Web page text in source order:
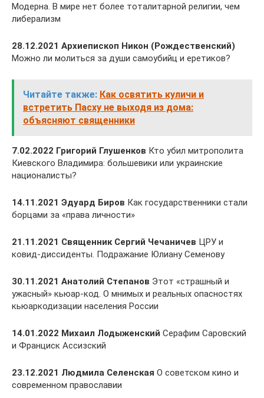
Модерна. В мире нет более тоталитарной религии, чем
либерализм
28.12.2021 Архиепископ Никон (Рождественский)
Можно ли молиться за души самоубийц и еретиков?
Читайте также: Как освятить куличи и
встретить Пасху не выходя из дома:
объясняют священники
7.02.2022 Григорий Глушенков Кто убил митрополита
Киевского Владимира: большевики или украинские
националисты?
14.11.2021 Эдуард Биров Как государственники стали
борцами за «права личности»
21.11.2021 Священник Сергий Чечаничев ЦРУ и
ковид-диссиденты. Подражание Юлиану Семенову
30.11.2021 Анатолий Степанов Этот «страшный и
ужасный» кьюар-код. О мнимых и реальных опасностях
кьюаркодизации населения России
14.01.2022 Михаил Лодыженский Серафим Саровский
и Франциск Ассизский
23.12.2021 Людмила Селенская О советском кино и
современном православии